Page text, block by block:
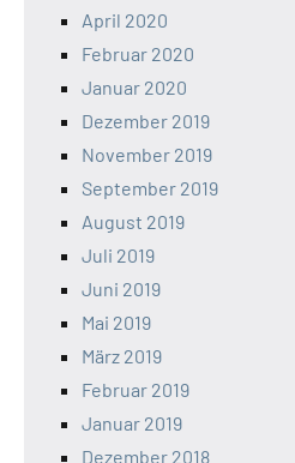
April 2020
Februar 2020
Januar 2020
Dezember 2019
November 2019
September 2019
August 2019
Juli 2019
Juni 2019
Mai 2019
März 2019
Februar 2019
Januar 2019
Dezember 2018